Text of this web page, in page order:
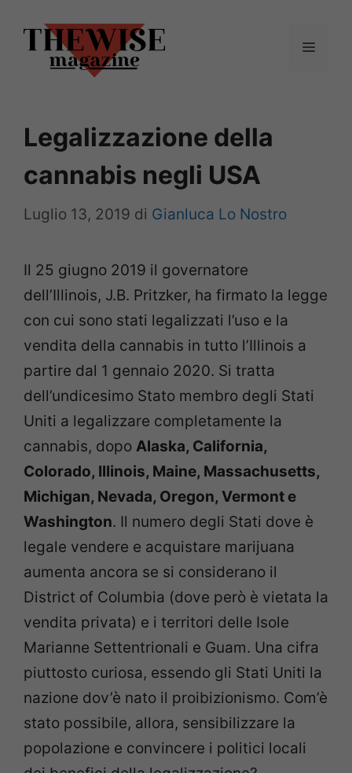
contenuto
Menu
Legalizzazione della
cannabis negli USA
Luglio 13, 2019 di Gianluca Lo Nostro
Il 25 giugno 2019 il governatore
dell’Illinois, J.B. Pritzker, ha firmato la legge
con cui sono stati legalizzati l’uso e la
vendita della cannabis in tutto l’Illinois a
partire dal 1 gennaio 2020. Si tratta
dell’undicesimo Stato membro degli Stati
Uniti a legalizzare completamente la
cannabis, dopo Alaska, California,
Colorado, Illinois, Maine, Massachusetts,
Michigan, Nevada, Oregon, Vermont e
Washington. Il numero degli Stati dove è
legale vendere e acquistare marijuana
aumenta ancora se si considerano il
District of Columbia (dove però è vietata la
vendita privata) e i territori delle Isole
Marianne Settentrionali e Guam. Una cifra
piuttosto curiosa, essendo gli Stati Uniti la
nazione dov’è nato il proibizionismo. Com’è
stato possibile, allora, sensibilizzare la
popolazione e convincere i politici locali